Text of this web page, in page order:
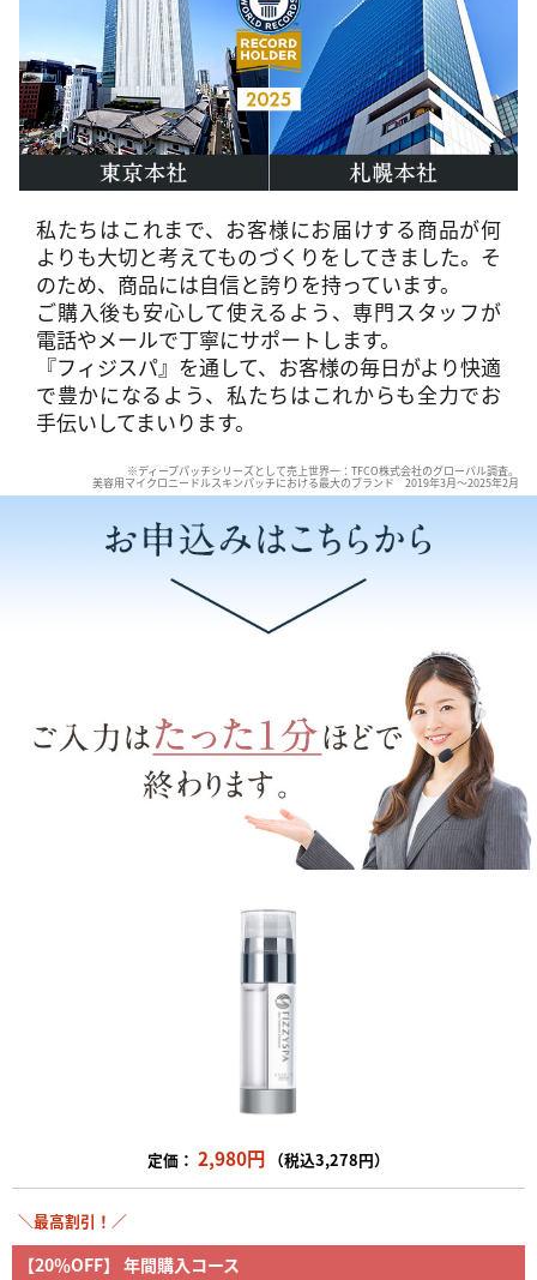
私たちはこれまで、お客様にお届けする商品が何
よりも大切と考えてものづくりをしてきました。そ
のため、商品には自信と誇りを持っています。
ご購入後も安心して使えるよう、専門スタッフが
電話やメールで丁寧にサポートします。
『フィジスパ』を通して、お客様の毎日がより快適
で豊かになるよう、私たちはこれからも全力でお
手伝いしてまいります。
※ディープパッチシリーズとして売上世界一：TFCO株式会社のグローバル調査。
美容用マイクロニードルスキンパッチにおける最大のブランド 2019年3月～2025年2月
定価： 2,980円 （税込3,278円）
＼最高割引！／
【20％OFF】 年間購入コース